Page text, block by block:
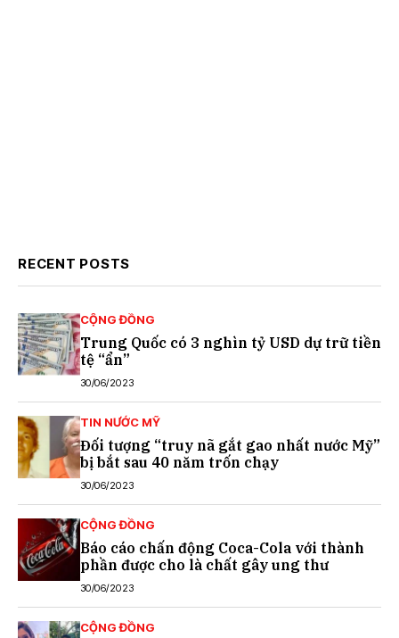
RECENT POSTS
CỘNG ĐỒNG
Trung Quốc có 3 nghìn tỷ USD dự trữ tiền
tệ “ẩn”
30/06/2023
TIN NƯỚC MỸ
Đối tượng “truy nã gắt gao nhất nước Mỹ”
bị bắt sau 40 năm trốn chạy
30/06/2023
CỘNG ĐỒNG
Báo cáo chấn động Coca-Cola với thành
phần được cho là chất gây ung thư
30/06/2023
CỘNG ĐỒNG